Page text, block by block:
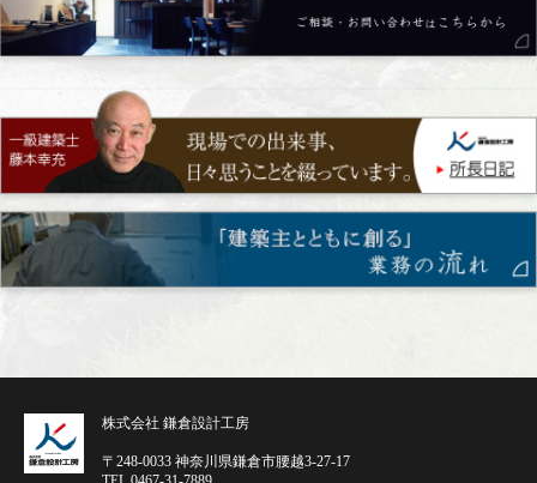
株式会社 鎌倉設計工房
〒248-0033 神奈川県鎌倉市腰越3-27-17